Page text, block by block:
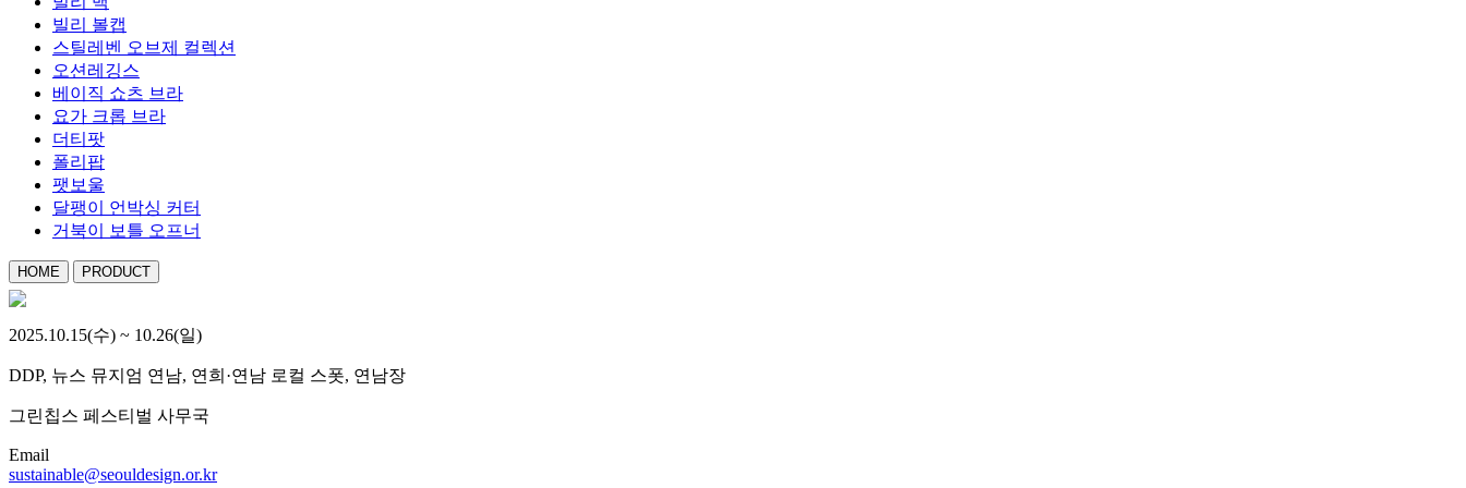
빌리 볼캡
스틸레벤 오브제 컬렉션
오션레깅스
베이직 쇼츠 브라
요가 크롭 브라
더티팟
폴리팝
팻보울
달팽이 언박싱 커터
거북이 보틀 오프너
HOME PRODUCT
2025.10.15(수) ~ 10.26(일)
DDP, 뉴스 뮤지엄 연남, 연희·연남 로컬 스폿, 연남장
그린칩스 페스티벌 사무국
Email
sustainable@seouldesign.or.kr